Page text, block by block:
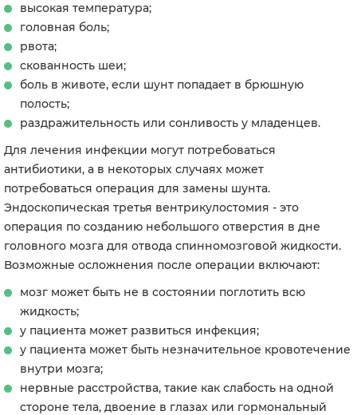
высокая температура;
головная боль;
рвота;
скованность шеи;
боль в животе, если шунт попадает в брюшную
полость;
раздражительность или сонливость у младенцев.
Для лечения инфекции могут потребоваться
антибиотики, а в некоторых случаях может
потребоваться операция для замены шунта.
Эндоскопическая третья вентрикулостомия - это
операция по созданию небольшого отверстия в дне
головного мозга для отвода спинномозговой жидкости.
Возможные осложнения после операции включают:
мозг может быть не в состоянии поглотить всю
жидкость;
у пациента может развиться инфекция;
у пациента может быть незначительное кровотечение
внутри мозга;
нервные расстройства, такие как слабость на одной
стороне тела, двоение в глазах или гормональный